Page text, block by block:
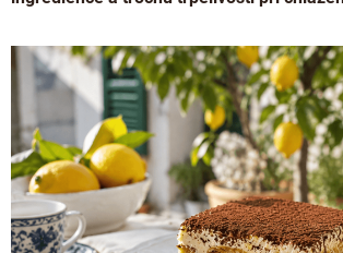
Ořechy a ovoce
Doplňkový prodej